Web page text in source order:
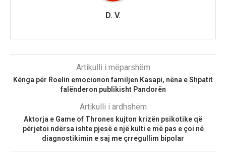
D. V.
Artikulli i mëparshëm
Kënga për Roelin emocionon familjen Kasapi, nëna e Shpatit
falënderon publikisht Pandorën
Artikulli i ardhshëm
Aktorja e Game of Thrones kujton krizën psikotike që
përjetoi ndërsa ishte pjesë e një kulti e më pas e çoi në
diagnostikimin e saj me çrregullim bipolar